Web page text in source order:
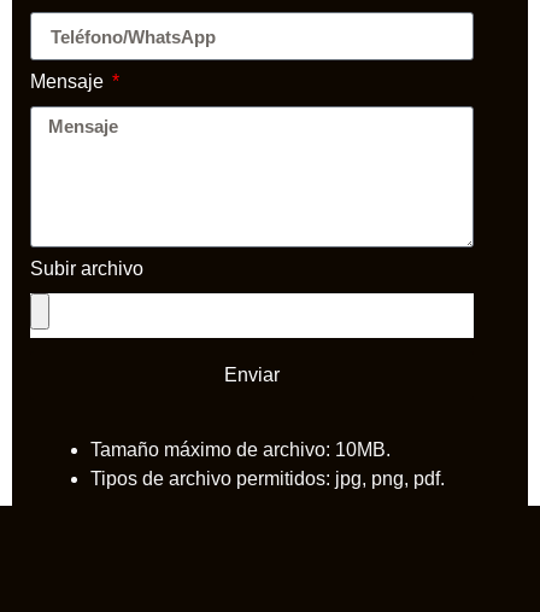
Mensaje
Subir archivo
Enviar
Tamaño máximo de archivo: 10MB.
Tipos de archivo permitidos: jpg, png, pdf.